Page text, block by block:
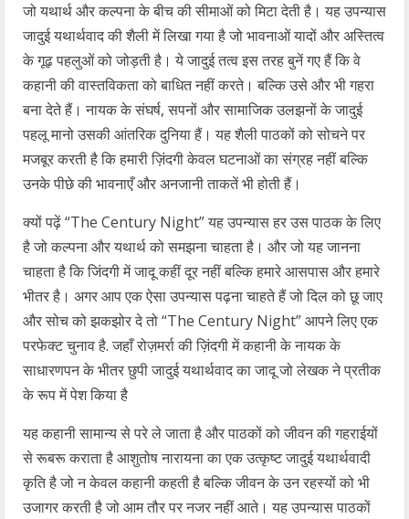
जो यथार्थ और कल्पना के बीच की सीमाओं को मिटा देती है। यह उपन्यास
जादुई यथार्थवाद की शैली में लिखा गया है जो भावनाओं यादों और अस्तित्व
के गूढ़ पहलुओं को जोड़ती है। ये जादुई तत्व इस तरह बुनें गए हैं कि वे
कहानी की वास्तविकता को बाधित नहीं करते। बल्कि उसे और भी गहरा
बना देते हैं। नायक के संघर्ष, सपनों और सामाजिक उलझनों के जादुई
पहलू मानो उसकी आंतरिक दुनिया हैं। यह शैली पाठकों को सोचने पर
मजबूर करती है कि हमारी ज़िंदगी केवल घटनाओं का संग्रह नहीं बल्कि
उनके पीछे की भावनाएँ और अनजानी ताकतें भी होती हैं।
क्यों पढ़ें “The Century Night” यह उपन्यास हर उस पाठक के लिए
है जो कल्पना और यथार्थ को समझना चाहता है। और जो यह जानना
चाहता है कि जिंदगी में जादू कहीं दूर नहीं बल्कि हमारे आसपास और हमारे
भीतर है। अगर आप एक ऐसा उपन्यास पढ़ना चाहते हैं जो दिल को छू जाए
और सोच को झकझोर दे तो “The Century Night” आपने लिए एक
परफेक्ट चुनाव है. जहाँ रोज़मर्रा की ज़िंदगी में कहानी के नायक के
साधारणपन के भीतर छुपी जादुई यथार्थवाद का जादू जो लेखक ने प्रतीक
के रूप में पेश किया है
यह कहानी सामान्य से परे ले जाता है और पाठकों को जीवन की गहराईयों
से रूबरू कराता है आशुतोष नारायना का एक उत्कृष्ट जादुई यथार्थवादी
कृति है जो न केवल कहानी कहती है बल्कि जीवन के उन रहस्यों को भी
उजागर करती है जो आम तौर पर नजर नहीं आते। यह उपन्यास पाठकों